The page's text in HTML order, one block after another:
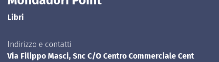
Libri
Indirizzo e contatti
Via Filippo Masci, Snc C/O Centro Commerciale Cent